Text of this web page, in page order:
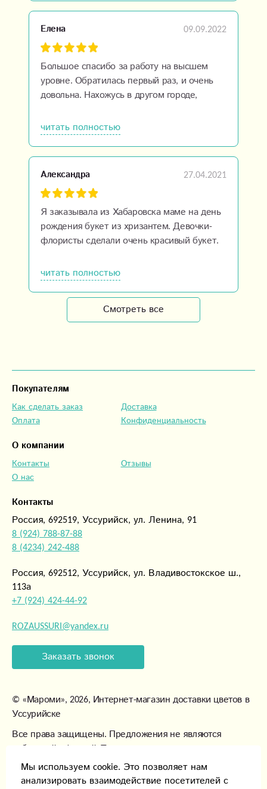
безумно, букет получился великолепный!!!
Процветания Вам! Рекомендую всем и
каждому)))
Елена 09.09.2022
Большое спасибо за работу на высшем
уровне. Обратилась первый раз, и очень
довольна. Нахожусь в другом городе,
очень быстрая обратная связь. Букет
потрясающий, мама очень довольна.
читать полностью
Александра 27.04.2021
Я заказывала из Хабаровска маме на день
рождения букет из хризантем. Девочки-
флористы сделали очень красивый букет.
помощь.
читать полностью
Смотреть все
Контакты
Россия, 692519, Уссурийск, ул. Ленина, 91
8 (924) 788-87-88
8 (4234) 242-488
Россия, 692512, Уссурийск, ул. Владивостокское ш.,
113а
+7 (924) 424-44-92
ROZAUSSURI@yandex.ru
Заказать звонок
Покупателям
Как сделать заказ
Оплата
Доставка
Конфиденциальность
О компании
Контакты
О нас
Отзывы
© «Мароми», 2026, Интернет-магазин доставки цветов в
Уссурийске
Все права защищены. Предложения не являются
публичной офертой. Товары могут незначительно
отличаться от фотографий.
Мы используем cookie. Это позволяет нам
анализировать взаимодействие посетителей с